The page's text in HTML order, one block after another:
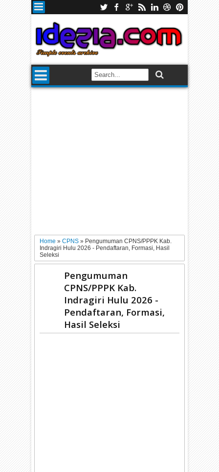
Home»CPNS» Pengumuman CPNS/PPPK Kab.
Indragiri Hulu 2026 - Pendaftaran, Formasi, Hasil
Seleksi
Pengumuman
CPNS/PPPK Kab.
Indragiri Hulu 2026 -
Pendaftaran, Formasi,
Hasil Seleksi